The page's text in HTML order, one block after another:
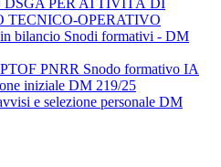
PER ATTIVITÀ DI
TECNICO-OPERATIVO
bilancio Snodi formativi - DM
PNRR Snodo formativo IA
iniziale DM 219/25
e selezione personale DM